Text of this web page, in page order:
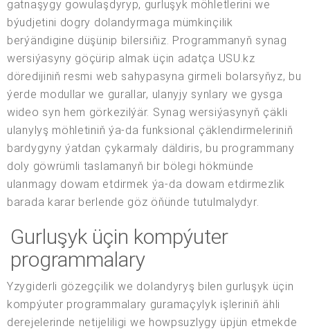
gatnaşygy gowulaşdyryp, gurluşyk möhletlerini we
býudjetini dogry dolandyrmaga mümkinçilik
berýändigine düşünip bilersiňiz. Programmanyň synag
wersiýasyny göçürip almak üçin adatça USU.kz
döredijiniň resmi web sahypasyna girmeli bolarsyňyz, bu
ýerde modullar we gurallar, ulanyjy synlary we gysga
wideo syn hem görkezilýär. Synag wersiýasynyň çäkli
ulanylyş möhletiniň ýa-da funksional çäklendirmeleriniň
bardygyny ýatdan çykarmaly däldiris, bu programmany
doly göwrümli taslamanyň bir bölegi hökmünde
ulanmagy dowam etdirmek ýa-da dowam etdirmezlik
barada karar berlende göz öňünde tutulmalydyr.
Gurluşyk üçin kompýuter
programmalary
Yzygiderli gözegçilik we dolandyryş bilen gurluşyk üçin
kompýuter programmalary guramaçylyk işleriniň ähli
derejelerinde netijeliligi we howpsuzlygy üpjün etmekde